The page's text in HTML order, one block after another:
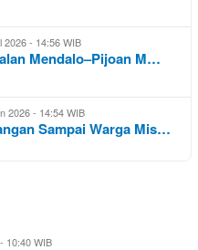
2026 - 14:56 WIB
Mendalo–Pijoan M…
2026 - 14:54 WIB
Sampai Warga Mis…
10:40 WIB